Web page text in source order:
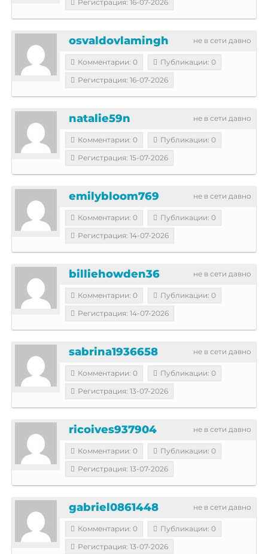
Регистрация: 16-07-2026
не в сети давно
osvaldovlamingh
Комментарии: 0
Публикации: 0
Регистрация: 16-07-2026
не в сети давно
natalie59n
Комментарии: 0
Публикации: 0
Регистрация: 15-07-2026
не в сети давно
emilybloom769
Комментарии: 0
Публикации: 0
Регистрация: 14-07-2026
не в сети давно
billiehowden36
Комментарии: 0
Публикации: 0
Регистрация: 14-07-2026
не в сети давно
sabrina1936658
Комментарии: 0
Публикации: 0
Регистрация: 13-07-2026
не в сети давно
ricoives937904
Комментарии: 0
Публикации: 0
Регистрация: 13-07-2026
не в сети давно
gabriel0861448
Комментарии: 0
Публикации: 0
Регистрация: 13-07-2026